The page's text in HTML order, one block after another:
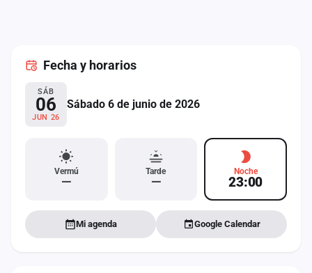
Fecha y horarios
SÁB
06
JUN 26
Sábado 6 de junio de 2026
Vermú
—
Tarde
—
Noche
23:00
Mi agenda Google Calendar
Administración
Contacto